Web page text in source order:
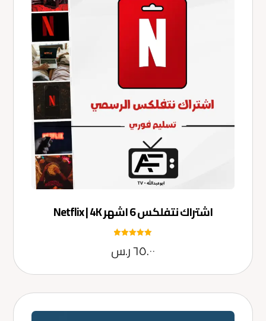
اشتراك نتفلكس 6 اشهر Netflix | 4K
5.00
من 5 ٦٥.٠٠ر.س